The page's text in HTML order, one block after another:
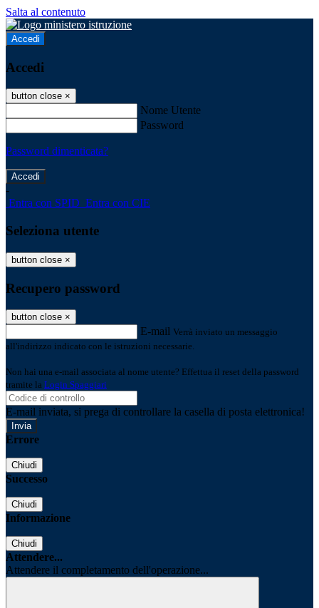
Salta al contenuto
Accedi
Accedi
button close ×
Nome Utente
Password
Password dimenticata?
-
Entra con SPID Entra con CIE
Seleziona utente
button close ×
Recupero password
button close ×
E-mail Verrà inviato un messaggio
all'indirizzo indicato con le istruzioni necessarie.
Non hai una e-mail associata al nome utente? Effettua il reset della password
tramite la Login Spaggiari
E-mail inviata, si prega di controllare la casella di posta elettronica!
Errore
Chiudi
Successo
Chiudi
Informazione
Chiudi
Attendere...
Attendere il completamento dell'operazione...